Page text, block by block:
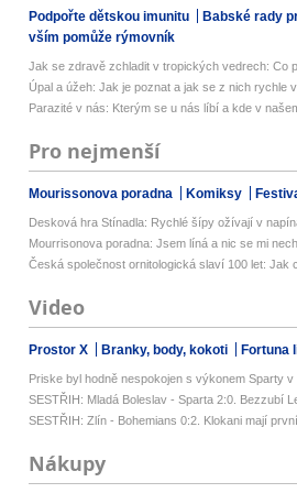
Podpořte dětskou imunitu Babské rady
vším pomůže rýmovník
Jak se zdravě zchladit v tropických vedrech: Co
Úpal a úžeh: Jak je poznat a jak se z nich rychle
Parazité v nás: Kterým se u nás líbí a kde v
Pro nejmenší
Mourissonova poradna Komiksy
Desková hra Stínadla: Rychlé šípy ožívají v
Mourrisonova poradna: Jsem líná a nic se mi
Česká společnost ornitologická slaví 100 let: Jak
Video
Prostor X Branky, body, kokoti Fortuna
Priske byl hodně nespokojen s výkonem Sparty v
SESTŘIH: Mladá Boleslav - Sparta 2:0. Bezzubí
SESTŘIH: Zlín - Bohemians 0:2. Klokani mají
Nákupy